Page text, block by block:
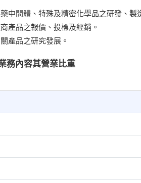
藥中間體、特殊及精密化學品之研發、製
產品之報價、投標及經銷。
產品之研究發展。
務內容其營業比重